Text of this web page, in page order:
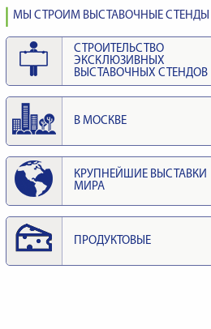
МЫ СТРОИМ ВЫСТАВОЧНЫЕ СТЕНДЫ
СТРОИТЕЛЬСТВО
ЭКСКЛЮЗИВНЫХ
ВЫСТАВОЧНЫХ СТЕНДОВ
В МОСКВЕ
КРУПНЕЙШИЕ ВЫСТАВКИ
МИРА
ПРОДУКТОВЫЕ